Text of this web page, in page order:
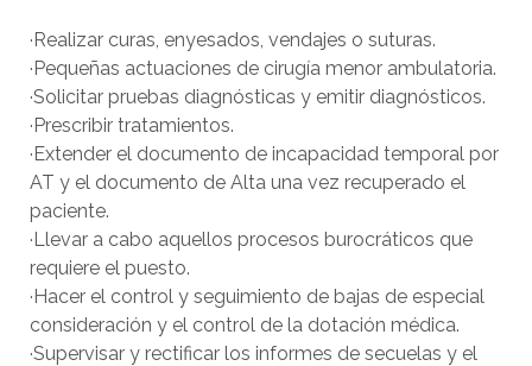
·Realizar curas, enyesados, vendajes o suturas.
·Pequeñas actuaciones de cirugía menor ambulatoria.
·Solicitar pruebas diagnósticas y emitir diagnósticos.
·Prescribir tratamientos.
·Extender el documento de incapacidad temporal por
AT y el documento de Alta una vez recuperado el
paciente.
·Llevar a cabo aquellos procesos burocráticos que
requiere el puesto.
·Hacer el control y seguimiento de bajas de especial
consideración y el control de la dotación médica.
·Supervisar y rectificar los informes de secuelas y el